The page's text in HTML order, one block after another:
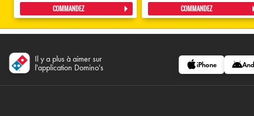
COMMANDEZ COMMANDEZ
Il y a plus à aimer sur
l'application Domino's
iPhone